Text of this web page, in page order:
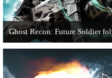
Ghost Recon: Future Soldier
Több jel is utal arra, hogy
van a Ghost Recon: Future